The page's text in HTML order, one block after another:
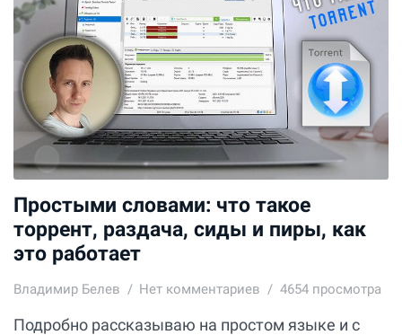
Простыми словами: что такое
торрент, раздача, сиды и пиры, как
это работает
Владимир Белев Нет комментариев 4654 просмотра
Подробно рассказываю на простом языке и с